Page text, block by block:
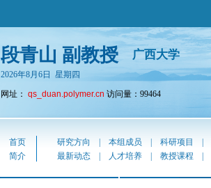
段青山 副教授 广西大学
2026年8月6日 星期四
网址： qs_duan.polymer.cn 访问量：99464
首页 研究方向 本组成员 科研项目
简介
最新动态 人才培养 教授课程